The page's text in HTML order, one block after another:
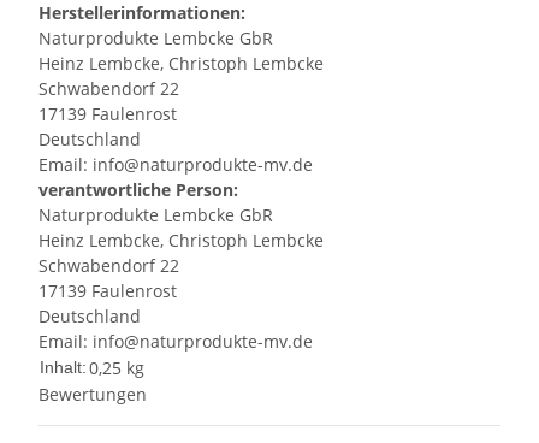
Herstellerinformationen:
Naturprodukte Lembcke GbR
Heinz Lembcke, Christoph Lembcke
Schwabendorf 22
17139 Faulenrost
Deutschland
Email: info@naturprodukte-mv.de
verantwortliche Person:
Naturprodukte Lembcke GbR
Heinz Lembcke, Christoph Lembcke
Schwabendorf 22
17139 Faulenrost
Deutschland
Email: info@naturprodukte-mv.de
Inhalt:0,25 kg
Bewertungen